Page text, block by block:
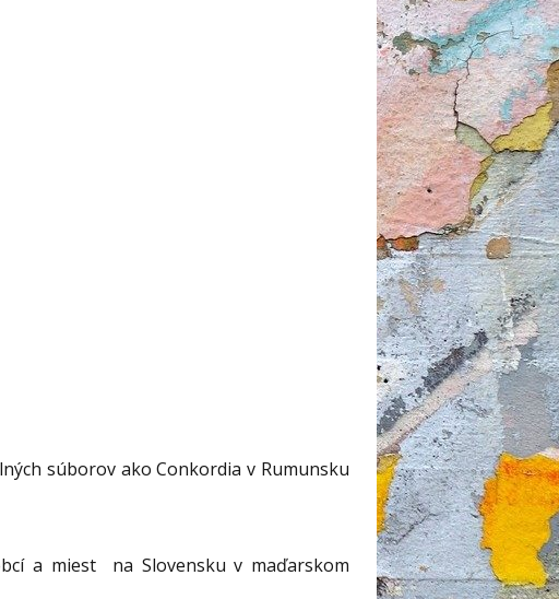
súborov ako Conkordia v Rumunsku
a miest na Slovensku v maďarskom